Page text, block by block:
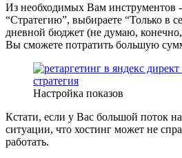
Из необходимых Вам инструментов
“Стратегию”, выбираете “Только в
дневной бюджет (не думаю, конечно,
Вы сможете потратить большую
Настройка показов
Кстати, если у Вас большой поток
ситуации, что хостинг может не
работать.